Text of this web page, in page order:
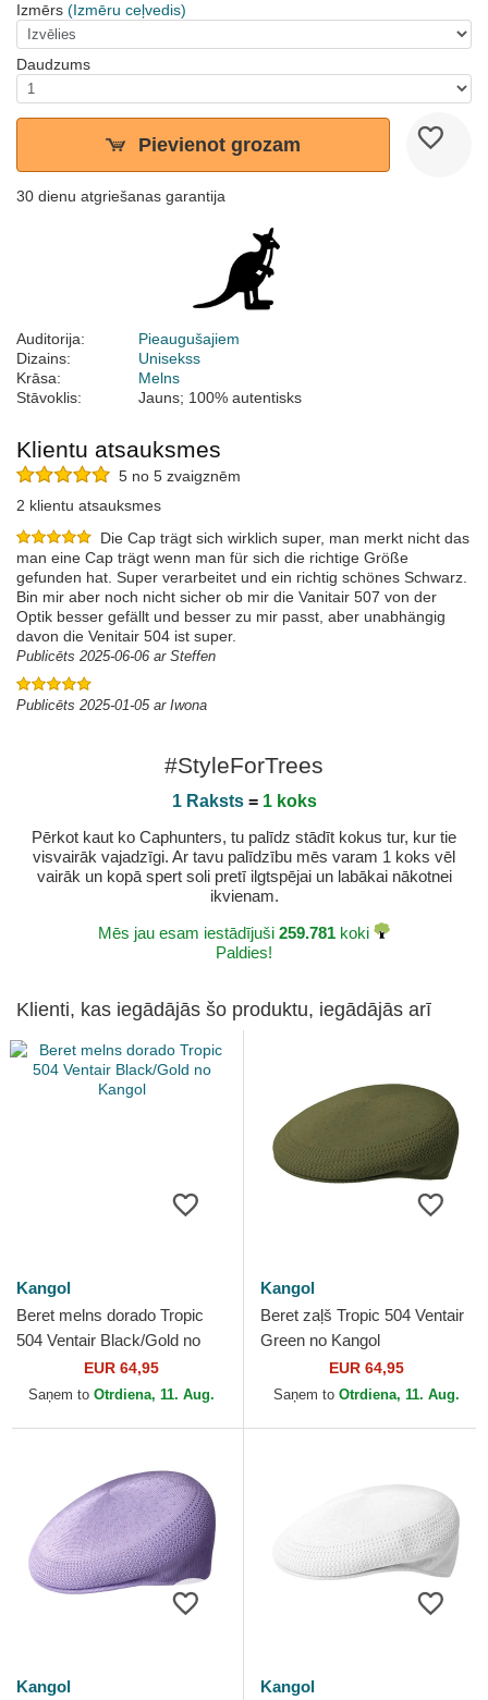
Izmērs (Izmēru ceļvedis)
Daudzums
Pievienot grozam
30 dienu atgriešanas garantija
Auditorija:
Pieaugušajiem
Dizains:
Unisekss
Krāsa:
Melns
Stāvoklis:
Jauns; 100% autentisks
Klientu atsauksmes
5 no 5 zvaigznēm
2 klientu atsauksmes
Die Cap trägt sich wirklich super, man merkt nicht das
man eine Cap trägt wenn man für sich die richtige Größe
gefunden hat. Super verarbeitet und ein richtig schönes Schwarz.
Bin mir aber noch nicht sicher ob mir die Vanitair 507 von der
Optik besser gefällt und besser zu mir passt, aber unabhängig
davon die Venitair 504 ist super.
Publicēts 2025-06-06 ar Steffen
Publicēts 2025-01-05 ar Iwona
#StyleForTrees
1 Raksts= 1 koks
Pērkot kaut ko Caphunters, tu palīdz stādīt kokus tur, kur tie
visvairāk vajadzīgi. Ar tavu palīdzību mēs varam 1 koks vēl
vairāk un kopā spert soli pretī ilgtspējai un labākai nākotnei
ikvienam.
Mēs jau esam iestādījuši 259.781 koki
Paldies!
Klienti, kas iegādājās šo produktu, iegādājās arī
Kangol
Beret melns dorado Tropic
504 Ventair Black/Gold no
EUR 64,95
Saņem to Otrdiena, 11. Aug.
Kangol
Beret zaļš Tropic 504 Ventair
Green no Kangol
EUR 64,95
Saņem to Otrdiena, 11. Aug.
Kangol Kangol